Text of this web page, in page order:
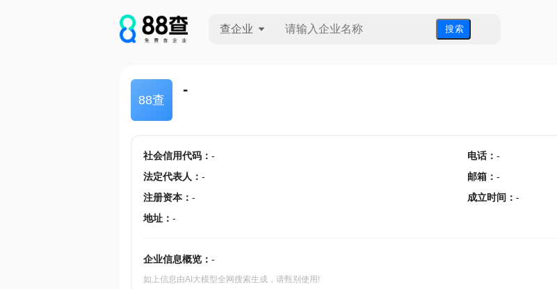
查企业 搜 索
88查
-
社会信用代码： - 电话： -
法定代表人 ： - 邮箱 ： -
注册资本： - 成立时间 ： -
地址： -
企业信息概览： -
如上信息由AI大模型全网搜索生成，请甄别使用!